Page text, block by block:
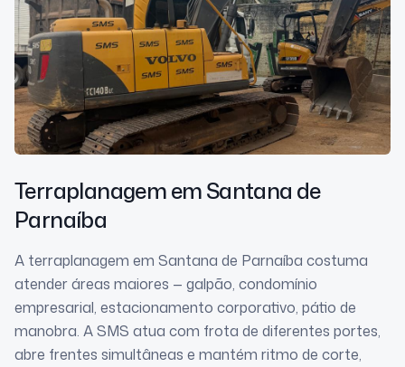
Terraplanagemem Santana de
Parnaíba
A terraplanagem em Santana de Parnaíba costuma
atender áreas maiores — galpão, condomínio
empresarial, estacionamento corporativo, pátio de
manobra. A SMS atua com frota de diferentes portes,
abre frentes simultâneas e mantém ritmo de corte,